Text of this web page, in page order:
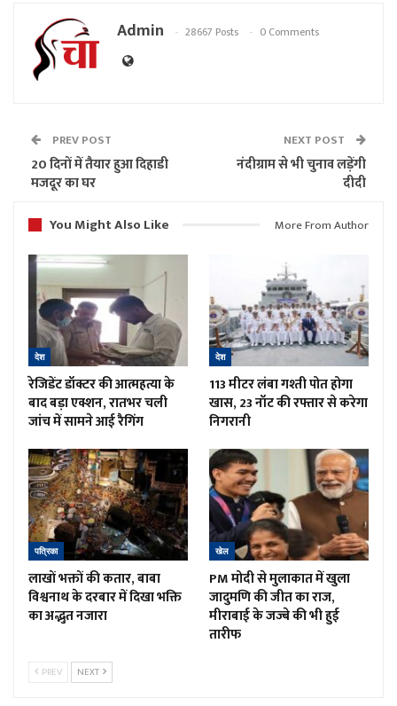
Admin 28667 Posts 0 Comments
PREV POST
20 दिनों में तैयार हुआ दिहाडी
मजदूर का घर
NEXT POST
नंदीग्राम से भी चुनाव लड़ेंगी
दीदी
You Might Also Like
More From Author
देश
रेजिडेंट डॉक्टर की आत्महत्या के
बाद बड़ा एक्शन, रातभर चली
जांच में सामने आई रैगिंग
देश
113 मीटर लंबा गश्ती पोत होगा
खास, 23 नॉट की रफ्तार से करेगा
निगरानी
पत्रिका
लाखों भक्तों की कतार, बाबा
विश्वनाथ के दरबार में दिखा भक्ति
का अद्भुत नजारा
खेल
PM मोदी से मुलाकात में खुला
जादुमणि की जीत का राज,
मीराबाई के जज्बे की भी हुई
तारीफ
PREV NEXT